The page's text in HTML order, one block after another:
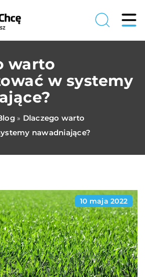
warto
w systemy
» Dlaczego warto
nawadniające?
10 maja 2022